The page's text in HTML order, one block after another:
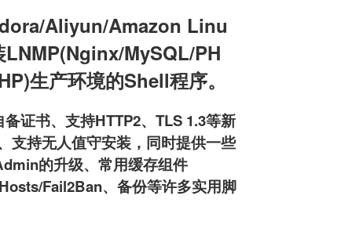
Aliyun/Amazon Linu
MySQL/PH
生产环境的Shell程序。
证书、支持HTTP2、TLS 1.3等新
支持无人值守安装，同时提供一些
的升级、常用缓存组件
Fail2Ban、备份等许多实用脚